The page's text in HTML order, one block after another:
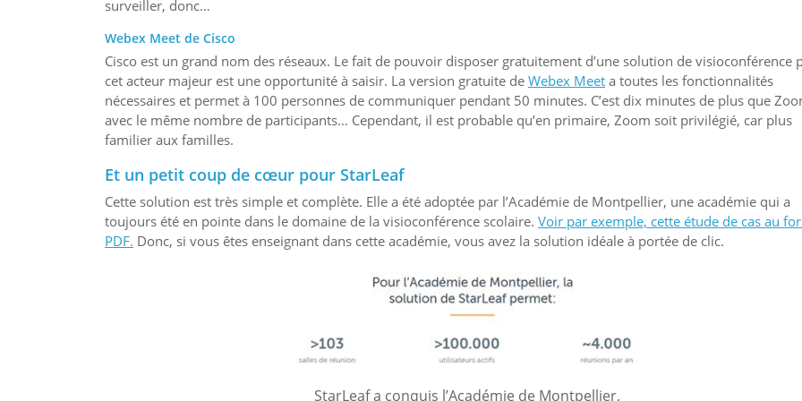
surveiller, donc…
Webex Meet de Cisco
Cisco est un grand nom des réseaux. Le fait de pouvoir disposer gratuitement d’une solution de visioconférence
cet acteur majeur est une opportunité à saisir. La version gratuite de Webex Meet a toutes les fonctionnalités
nécessaires et permet à 100 personnes de communiquer pendant 50 minutes. C’est dix minutes de plus que
avec le même nombre de participants… Cependant, il est probable qu’en primaire, Zoom soit privilégié, car plus
familier aux familles.
Et un petit coup de cœur pour StarLeaf
Cette solution est très simple et complète. Elle a été adoptée par l’Académie de Montpellier, une académie qui a
toujours été en pointe dans le domaine de la visioconférence scolaire. Voir par exemple, cette étude de cas au
PDF. Donc, si vous êtes enseignant dans cette académie, vous avez la solution idéale à portée de clic.
StarLeaf a conquis l’Académie de Montpellier,